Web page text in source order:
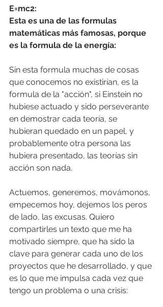
E=mc2:
Esta es una de las formulas
matemáticas más famosas, porque
es la formula de la energía:
Sin esta formula muchas de cosas
que conocemos no existirían, es la
formula de la "acción", si Einstein no
hubiese actuado y sido perseverante
en demostrar cada teoría, se
hubieran quedado en un papel, y
probablemente otra persona las
hubiera presentado, las teorías sin
acción son nada.
Actuemos, generemos, movámonos,
empecemos hoy, dejemos los peros
de lado, las excusas. Quiero
compartirles un texto que me ha
motivado siempre, que ha sido la
clave para generar cada uno de los
proyectos que he desarrollado, y que
es lo que me impulsa cada vez que
tengo un problema o una crisis: